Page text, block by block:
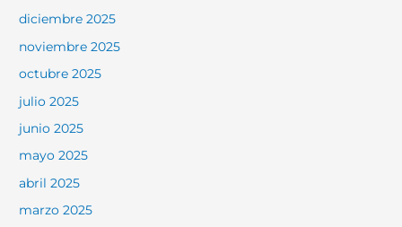
diciembre 2025
noviembre 2025
octubre 2025
julio 2025
junio 2025
mayo 2025
abril 2025
marzo 2025